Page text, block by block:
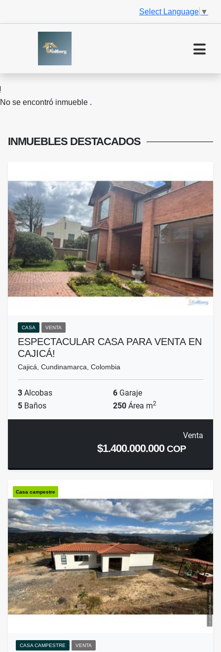
Select Language ▼
No se encontró inmueble .
INMUEBLES DESTACADOS
CASA VENTA
ESPECTACULAR CASA PARA VENTA EN
CAJICÁ!
Cajicá, Cundinamarca, Colombia
3 Alcobas 6 Garaje
5 Baños 250 Área m2
Venta
$1.400.000.000COP
Casa campestre
CASA CAMPESTRE VENTA